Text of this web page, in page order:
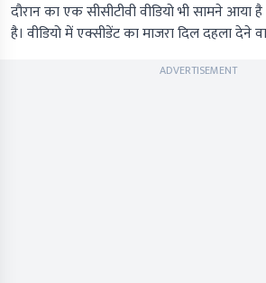
दौरान का एक सीसीटीवी वीडियो भी सामने आया
है। वीडियो में एक्सीडेंट का माजरा दिल दहला देने
ADVERTISEMENT